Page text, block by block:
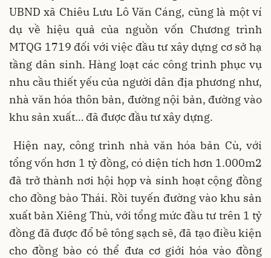
UBND xã Chiêu Lưu Lô Văn Cáng, cũng là một ví
dụ về hiệu quả của nguồn vốn Chương trình
MTQG 1719 đối với việc đầu tư xây dựng cơ sở hạ
tầng dân sinh. Hàng loạt các công trình phục vụ
nhu cầu thiết yếu của người dân địa phương như,
nhà văn hóa thôn bản, đường nội bản, đường vào
khu sản xuất… đã được đầu tư xây dựng.
Hiện nay, công trình nhà văn hóa bản Cù, với
tổng vốn hơn 1 tỷ đồng, có diện tích hơn 1.000m2
đã trở thành nơi hội họp và sinh hoạt cộng đồng
cho đồng bào Thái. Rồi tuyến đường vào khu sản
xuất bản Xiêng Thù, với tổng mức đầu tư trên 1 tỷ
đồng đã được đổ bê tông sạch sẽ, đã tạo điều kiện
cho đồng bào có thể đưa cơ giới hóa vào đồng